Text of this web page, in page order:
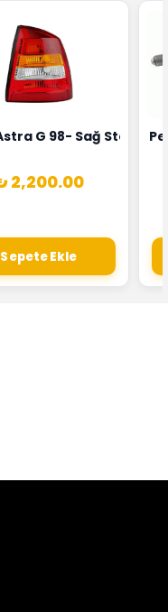
Rapro Marka
G 98- Sağ Stop
2,200.00
Sepete Ekle